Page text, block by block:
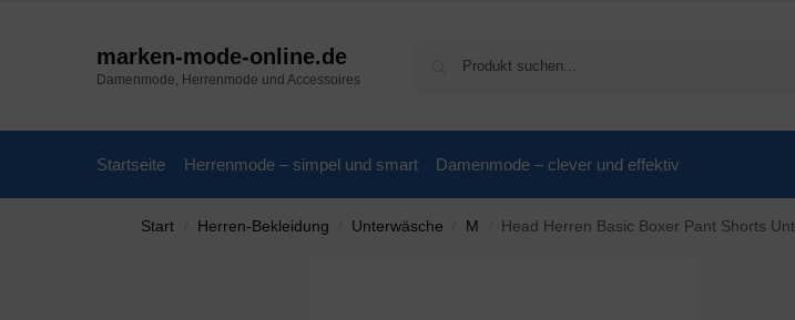
marken-mode-online.de
Damenmode, Herrenmode und Accessoires
Startseite Herrenmode – simpel und smart Damenmode – clever und effektiv
Start Herren-Bekleidung Unterwäsche M Head Herren Basic Boxer Pant Shorts